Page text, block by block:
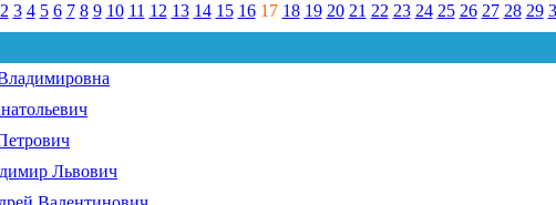
2 3 4 5 6 7 8 9 10 11 12 13 14 15 16 17 18 19 20 21 22 23 24 25 26 27 28 29
Львович